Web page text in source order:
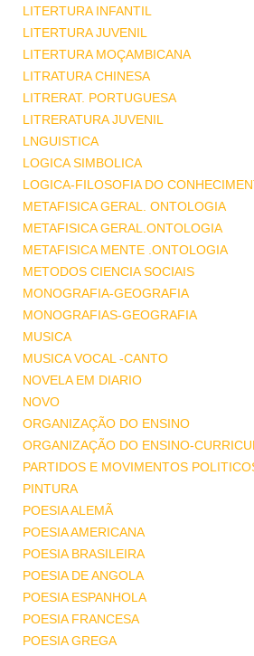
LITERTURA INFANTIL
LITERTURA JUVENIL
LITERTURA MOÇAMBICANA
LITRATURA CHINESA
LITRERAT. PORTUGUESA
LITRERATURA JUVENIL
LNGUISTICA
LOGICA SIMBOLICA
LOGICA-FILOSOFIA DO
METAFISICA GERAL. ONTOLOGIA
METAFISICA GERAL.ONTOLOGIA
METAFISICA MENTE .ONTOLOGIA
METODOS CIENCIA SOCIAIS
MONOGRAFIA-GEOGRAFIA
MONOGRAFIAS-GEOGRAFIA
MUSICA
MUSICA VOCAL -CANTO
NOVELA EM DIARIO
NOVO
ORGANIZAÇÃO DO ENSINO
ORGANIZAÇÃO DO ENSINO-
PARTIDOS E MOVIMENTOS
PINTURA
POESIA ALEMÃ
POESIA AMERICANA
POESIA BRASILEIRA
POESIA DE ANGOLA
POESIA ESPANHOLA
POESIA FRANCESA
POESIA GREGA